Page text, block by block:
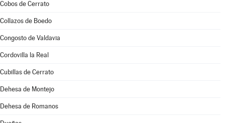
Cobos de Cerrato
Collazos de Boedo
Congosto de Valdavia
Cordovilla la Real
Cubillas de Cerrato
Dehesa de Montejo
Dehesa de Romanos